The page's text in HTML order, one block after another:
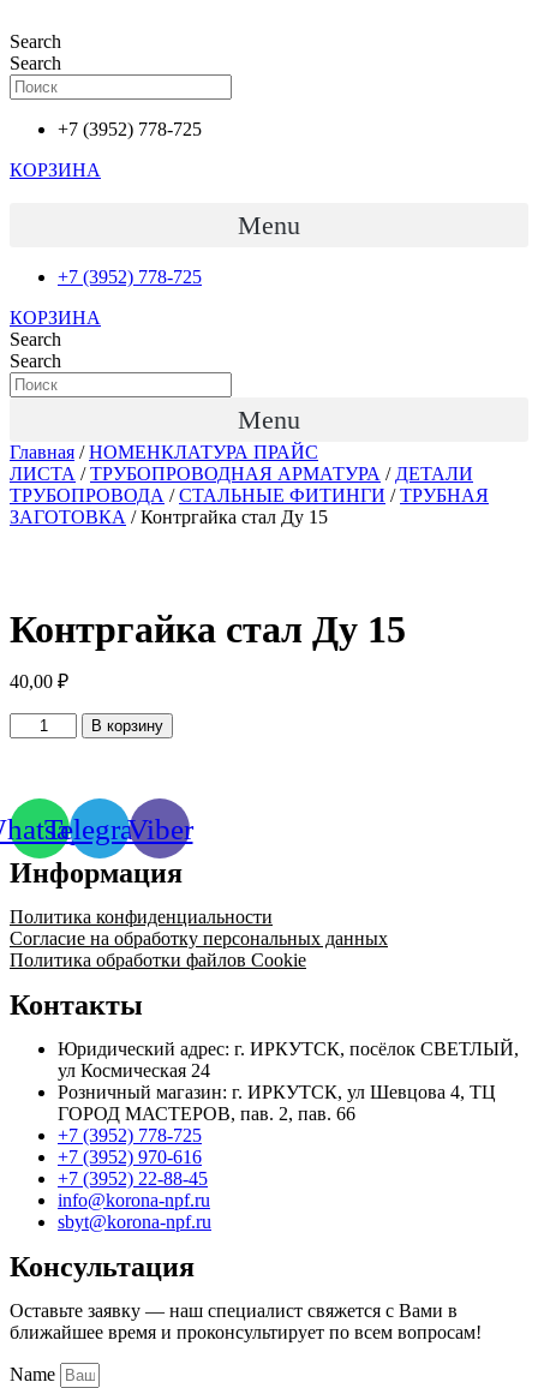
к
содержимому
Search
Search
+7 (3952) 778-725
КОРЗИНА
Menu
+7 (3952) 778-725
КОРЗИНА
Search
Search
Menu
Главная /НОМЕНКЛАТУРА ПРАЙС
ЛИСТА /ТРУБОПРОВОДНАЯ АРМАТУРА / ДЕТАЛИ
ТРУБОПРОВОДА /СТАЛЬНЫЕ ФИТИНГИ /ТРУБНАЯ
ЗАГОТОВКА / Контргайка стал Ду 15
Контргайка стал Ду 15
40,00 ₽
Количество
товара
Ду
15
В корзину
TelegramViber
Информация
Политика конфиденциальности
Согласие на обработку персональных данных
Политика обработки файлов Cookie
Контакты
Юридический адрес: г. ИРКУТСК, посёлок СВЕТЛЫЙ,
ул Космическая 24
Розничный магазин: г. ИРКУТСК, ул Шевцова 4, ТЦ
ГОРОД МАСТЕРОВ, пав. 2, пав. 66
+7 (3952) 778-725
+7 (3952) 970-616
+7 (3952) 22-88-45
info@korona-npf.ru
sbyt@korona-npf.ru
Консультация
Оставьте заявку — наш специалист свяжется с Вами в
ближайшее время и проконсультирует по всем вопросам!
Name